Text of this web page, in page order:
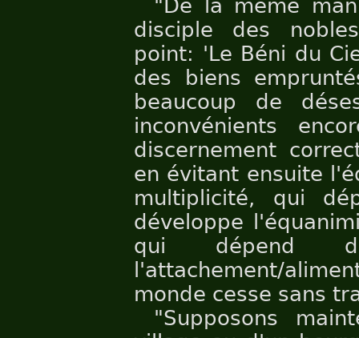
"De la même
disciple des
point: 'Le Béni du
des biens
beaucoup de
inconvénients
discernement
en évitant ensuite
multiplicité, qui
développe
qui dépend
l'attachement/
monde cesse sans
"Supposons